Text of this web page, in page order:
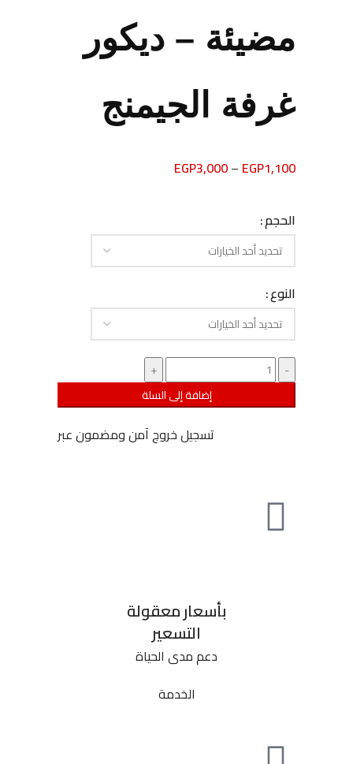
مضيئة – ديكور
غرفة الجيمنج
EGP1,100
–
EGP3,000
الحجم
النوع
إضافة إلى السلة
تسجيل خروج آمن ومضمون عبر
بأسعار معقولة
التسعير
دعم مدى الحياة
الخدمة